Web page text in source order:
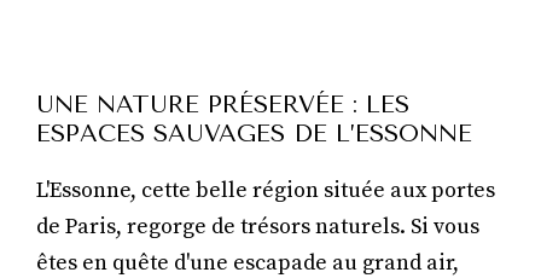
UNE NATURE PRÉSERVÉE : LES
ESPACES SAUVAGES DE L’ESSONNE
L'Essonne, cette belle région située aux portes
de Paris, regorge de trésors naturels. Si vous
êtes en quête d'une escapade au grand air,